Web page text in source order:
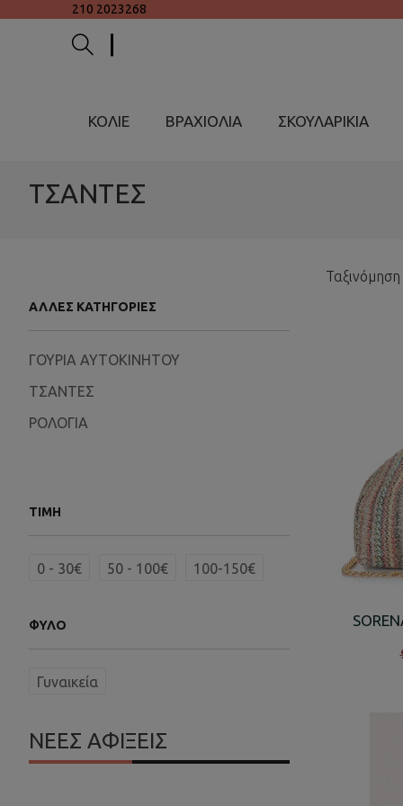
210 2023268
ΚΟΛΙΕ ΒΡΑΧΙΟΛΙΑ ΣΚΟΥΛΑΡΙΚΙΑ
ΤΣΑΝΤΕΣ
ΆΛΛΕΣ ΚΑΤΗΓΟΡΊΕΣ
ΓΟΥΡΙΑ ΑΥΤΟΚΙΝΗΤΟΥ
ΤΣΑΝΤΕΣ
ΡΟΛΟΓΙΑ
ΤΙΜΉ
0 - 30€ 50 - 100€ 100-150€
ΦΎΛΟ
Γυναικεία
ΝΕΕΣ ΑΦΙΞΕΙΣ